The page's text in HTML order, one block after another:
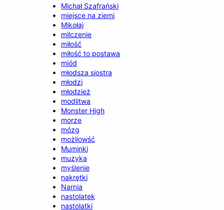
Michał Szafrański
miejsce na ziemi
Mikołaj
milczenie
miłość
miłość to postawa
miód
młodsza siostra
młodzi
młodzież
modlitwa
Monster High
morze
mózg
możliowść
Muminki
muzyka
myślenie
nakrętki
Narnia
nastolatek
nastolatki